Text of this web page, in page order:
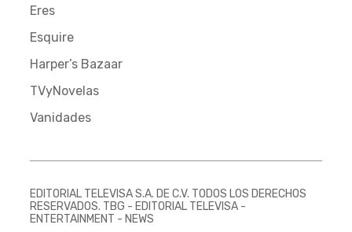
Eres
Esquire
Harper’s Bazaar
TVyNovelas
Vanidades
EDITORIAL TELEVISA S.A. DE C.V. TODOS LOS DERECHOS
RESERVADOS. TBG - EDITORIAL TELEVISA -
ENTERTAINMENT - NEWS